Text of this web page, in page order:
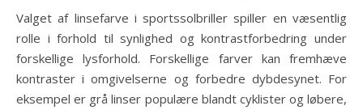
Valget af linsefarve i sportssolbriller spiller en væsentlig
rolle i forhold til synlighed og kontrastforbedring under
forskellige lysforhold. Forskellige farver kan fremhæve
kontraster i omgivelserne og forbedre dybdesynet. For
eksempel er grå linser populære blandt cyklister og løbere,